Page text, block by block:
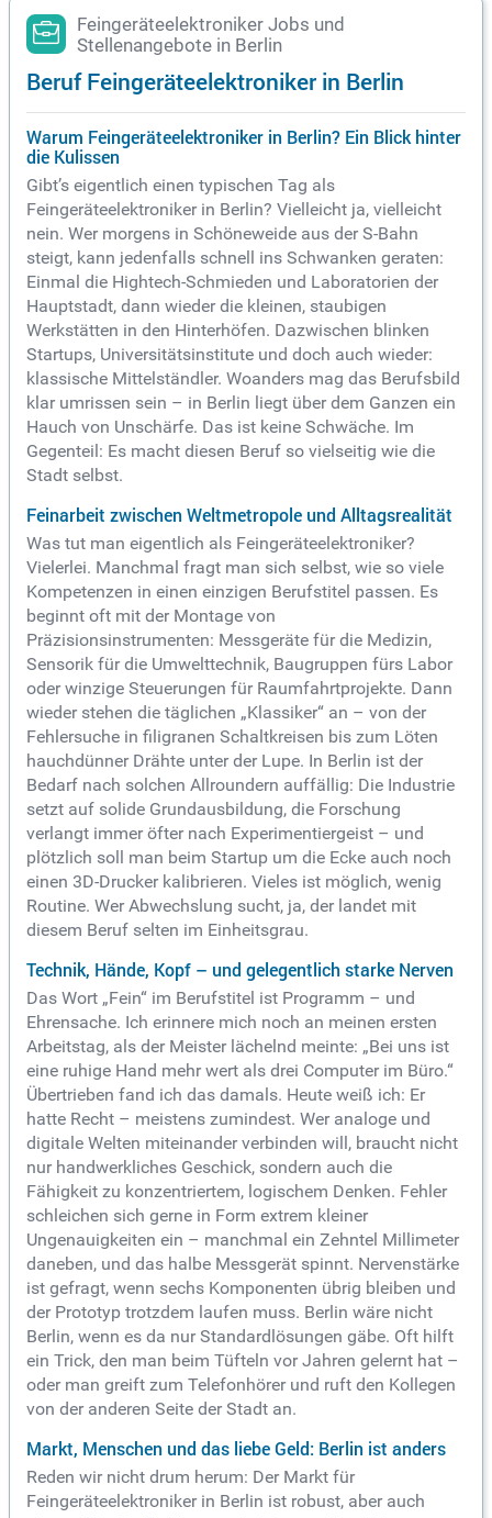
Feingeräteelektroniker Jobs und
Stellenangebote in Berlin
Beruf Feingeräteelektroniker in Berlin
Warum Feingeräteelektroniker in Berlin? Ein Blick hinter
die Kulissen
Gibt’s eigentlich einen typischen Tag als
Feingeräteelektroniker in Berlin? Vielleicht ja, vielleicht
nein. Wer morgens in Schöneweide aus der S-Bahn
steigt, kann jedenfalls schnell ins Schwanken geraten:
Einmal die Hightech-Schmieden und Laboratorien der
Hauptstadt, dann wieder die kleinen, staubigen
Werkstätten in den Hinterhöfen. Dazwischen blinken
Startups, Universitätsinstitute und doch auch wieder:
klassische Mittelständler. Woanders mag das Berufsbild
klar umrissen sein – in Berlin liegt über dem Ganzen ein
Hauch von Unschärfe. Das ist keine Schwäche. Im
Gegenteil: Es macht diesen Beruf so vielseitig wie die
Stadt selbst.
Feinarbeit zwischen Weltmetropole und Alltagsrealität
Was tut man eigentlich als Feingeräteelektroniker?
Vielerlei. Manchmal fragt man sich selbst, wie so viele
Kompetenzen in einen einzigen Berufstitel passen. Es
beginnt oft mit der Montage von
Präzisionsinstrumenten: Messgeräte für die Medizin,
Sensorik für die Umwelttechnik, Baugruppen fürs Labor
oder winzige Steuerungen für Raumfahrtprojekte. Dann
wieder stehen die täglichen „Klassiker“ an – von der
Fehlersuche in filigranen Schaltkreisen bis zum Löten
hauchdünner Drähte unter der Lupe. In Berlin ist der
Bedarf nach solchen Allroundern auffällig: Die Industrie
setzt auf solide Grundausbildung, die Forschung
verlangt immer öfter nach Experimentiergeist – und
plötzlich soll man beim Startup um die Ecke auch noch
einen 3D-Drucker kalibrieren. Vieles ist möglich, wenig
Routine. Wer Abwechslung sucht, ja, der landet mit
diesem Beruf selten im Einheitsgrau.
Technik, Hände, Kopf – und gelegentlich starke Nerven
Das Wort „Fein“ im Berufstitel ist Programm – und
Ehrensache. Ich erinnere mich noch an meinen ersten
Arbeitstag, als der Meister lächelnd meinte: „Bei uns ist
eine ruhige Hand mehr wert als drei Computer im Büro.“
Übertrieben fand ich das damals. Heute weiß ich: Er
hatte Recht – meistens zumindest. Wer analoge und
digitale Welten miteinander verbinden will, braucht nicht
nur handwerkliches Geschick, sondern auch die
Fähigkeit zu konzentriertem, logischem Denken. Fehler
schleichen sich gerne in Form extrem kleiner
Ungenauigkeiten ein – manchmal ein Zehntel Millimeter
daneben, und das halbe Messgerät spinnt. Nervenstärke
ist gefragt, wenn sechs Komponenten übrig bleiben und
der Prototyp trotzdem laufen muss. Berlin wäre nicht
Berlin, wenn es da nur Standardlösungen gäbe. Oft hilft
ein Trick, den man beim Tüfteln vor Jahren gelernt hat –
oder man greift zum Telefonhörer und ruft den Kollegen
von der anderen Seite der Stadt an.
Markt, Menschen und das liebe Geld: Berlin ist anders
Reden wir nicht drum herum: Der Markt für
Feingeräteelektroniker in Berlin ist robust, aber auch